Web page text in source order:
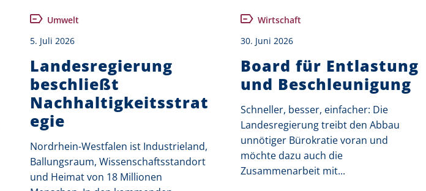
Umwelt
5. Juli 2026
Landesregierung
beschließt
Nachhaltigkeitsstrat
egie
Nordrhein-Westfalen ist Industrieland,
Ballungsraum, Wissenschaftsstandort
und Heimat von 18 Millionen
Wirtschaft
30. Juni 2026
Board für Entlastung
und Beschleunigung
Schneller, besser, einfacher: Die
Landesregierung treibt den Abbau
unnötiger Bürokratie voran und
möchte dazu auch die
Zusammenarbeit mit...